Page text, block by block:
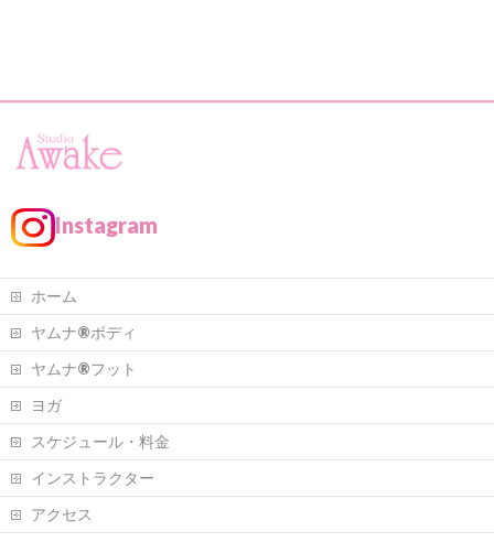
Instagram
ホーム
ヤムナ®ボディ
ヤムナ®フット
ヨガ
スケジュール・料金
インストラクター
アクセス